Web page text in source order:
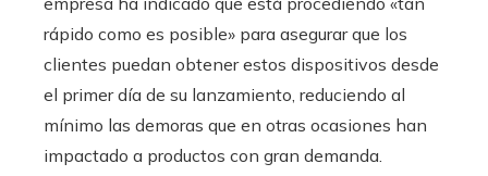
rápido como es posible» para asegurar que los
clientes puedan obtener estos dispositivos desde
el primer día de su lanzamiento, reduciendo al
mínimo las demoras que en otras ocasiones han
impactado a productos con gran demanda.